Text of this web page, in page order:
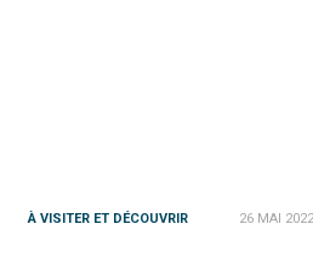
À VISITER ET DÉCOUVRIR 26 MAI